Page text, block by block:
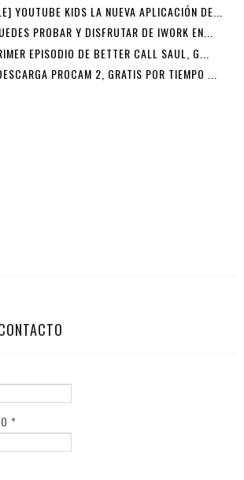
YOUTUBE KIDS LA NUEVA APLICACIÓN DE...
PROBAR Y DISFRUTAR DE IWORK EN...
EPISODIO DE BETTER CALL SAUL, G...
PROCAM 2, GRATIS POR TIEMPO ...
*